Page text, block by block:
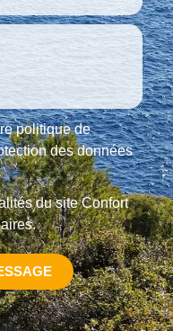
politique de
des données
du site Confort